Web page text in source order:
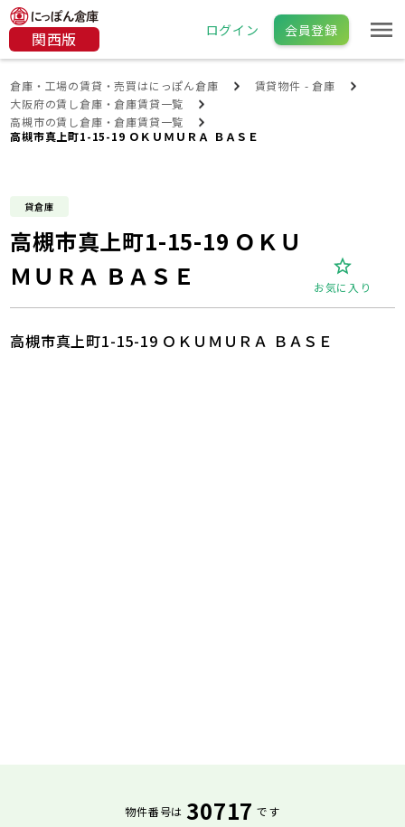
関西版 ログイン 会員登録
倉庫・工場の賃貸・売買はにっぽん倉庫
賃貸物件 - 倉庫
大阪府の賃し倉庫・倉庫賃貸一覧
高槻市の賃し倉庫・倉庫賃貸一覧
高槻市真上町1-15-19 ＯＫＵＭＵＲＡ ＢＡＳＥ
貸倉庫
高槻市真上町1-15-19 ＯＫＵ
ＭＵＲＡ ＢＡＳＥ
お気に入り
高槻市真上町1-15-19 ＯＫＵＭＵＲＡ ＢＡＳＥ
物件番号は 30717 です